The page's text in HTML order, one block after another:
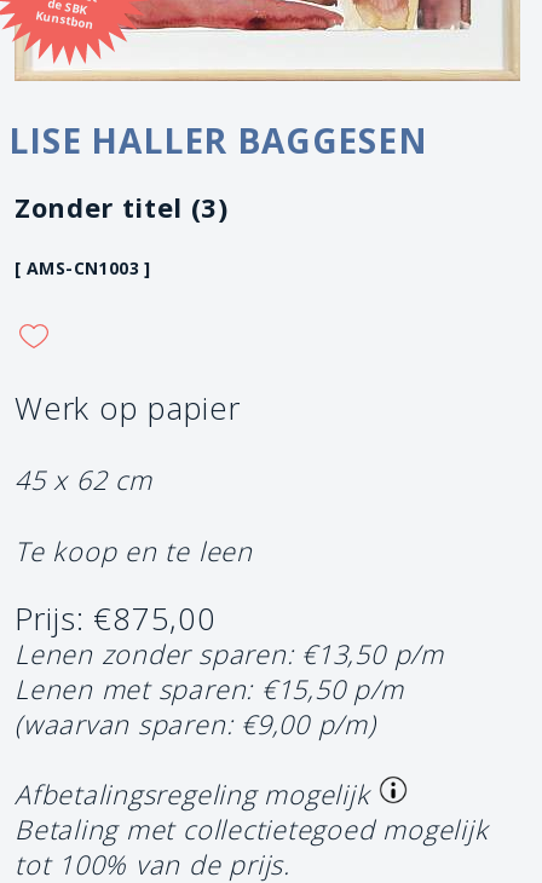
Kunstbon
LISE HALLER BAGGESEN
Zonder titel (3)
[ AMS-CN1003 ]
Werk op papier
45 x 62 cm
Te koop en te leen
Prijs: €875,00
Lenen zonder sparen: €13,50 p/m
Lenen met sparen: €15,50 p/m
(waarvan sparen: €9,00 p/m)
Afbetalingsregeling mogelijk
Betaling met collectietegoed mogelijk
tot 100% van de prijs.